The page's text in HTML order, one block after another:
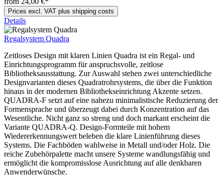
Prices excl. VAT plus shipping costs
Details
Regalsystem Quadra
Zeitloses Design mit klaren Linien Quadra ist ein Regal- und
Einrichtungsprogramm für anspruchsvolle, zeitlose
Bibliotheksausstattung. Zur Auswahl stehen zwei unterschiedliche
Designvarianten dieses Quadratrohrsystems, die über die Funktion
hinaus in der modernen Bibliothekseinrichtung Akzente setzen.
QUADRA-F setzt auf eine nahezu minimalistische Reduzierung der
Formensprache und überzeugt dabei durch Konzentration auf das
Wesentliche. Nicht ganz so streng und doch markant erscheint die
Variante QUADRA-Q. Design-Formteile mit hohem
Wiedererkennungswert beleben die klare Linienführung dieses
Systems. Die Fachböden wahlweise in Metall und/oder Holz. Die
reiche Zubehörpalette macht unsere Systeme wandlungsfähig und
ermöglicht die kompromisslose Ausrichtung auf alle denkbaren
Anwenderwünsche.